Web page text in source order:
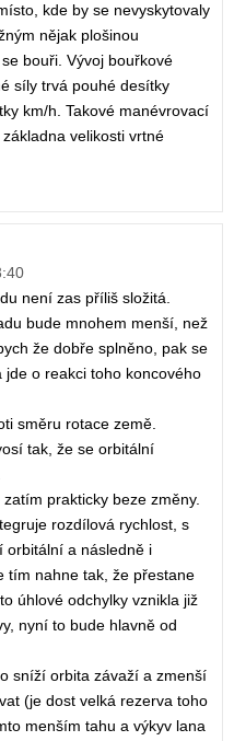
kde by se nevyskytovaly
nějak plošinou
bouři. Vývoj bouřkové
síly trvá pouhé desítky
km/h. Takové manévrovací
velikosti vrtné
není zas příliš složitá.
bude mnohem menší, než
že dobře splněno, pak se
o reakci toho koncového
směru rotace země.
tak, že se orbitální
prakticky beze změny.
rozdílová rychlost, s
orbitální a následně i
tím nahne tak, že přestane
úhlové odchylky vznikla již
nyní to bude hlavně od
sníží orbita závaží a zmenší
(je dost velká rezerva toho
menším tahu a výkyv lana